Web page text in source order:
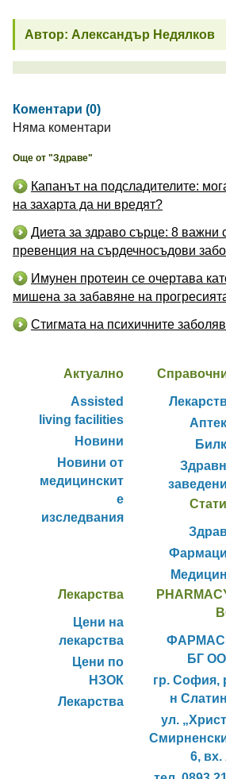
Автор: Александър Недялков
Коментари (0)
Няма коментари
Още от "Здраве"
Капанът на подсладителите:
на захарта да ни вредят?
Диета за здраво сърце: 8 важни
превенция на сърдечносъдови
Имунен протеин се очертава
мишена за забавяне на
Стигмата на психичните
Актуално
Assisted
living facilities
Новини
Новини от
медицинскит
е
изследвания
Лекарства
Цени на
лекарства
Цени по
НЗОК
Лекарства
БГ
гр. София,
н
ул.
6, вх.